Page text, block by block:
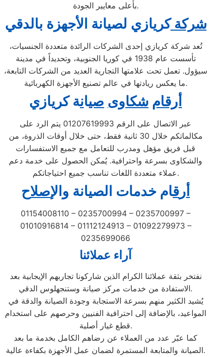
بأعلى معايير الجودة.
شركةكريازي لصيانة الجهزة بالدقي
تُعد شركة كريازي إحدى الشركات الرائدة متعددة الجنسيات،
تأسست عام 1938 في كوريا الجنوبية، وتحديداً في مدينة
سيؤول. تعمل تحت علامتها التجارية العديد من الشركات التابعة،
ما يعكس ريادتها في عالم تصنيع الأجهزة الكهربائية.
أرقام شكاوى صيانة كريازي
عبر الاتصال على الرقم 01207619993 يتم الرد على
مكالماتكم خلال 30 ثانية فقط، حتى خلال أوقات الذروة، من
قبل فريق مؤهل ومدرب للتعامل مع جميع الاستفسارات
والشكاوى بسرعة واحترافية. يُمكن الحصول على خدمة دعم
عملاء متعددة اللغات تناسب جميع احتياجاتكم.
أر قام خدمات الصيانة و الإصلاح
01154008110 – 0235700994 – 0235700997 –
01010916814 – 01112124913 – 01092279973 –
0235699066
آراء عملائنا
نفتخر بثقة عملائنا الكرام الذين شاركونا تجاربهم الإيجابية بعد
الاستفادة من خدمات مركز صيانة وستنجهلوس الدقي.
يُشيد الكثير منهم بسرعة الاستجابة وجودة الصيانة والدقة في
المواعيد، بالإضافة إلى احترافية الفنيين وحرصهم على استخدام
قطع غيار أصلية.
كما عبّر عدد من العملاء عن رضاهم الكامل بخدمة ما بعد
الصيانة والمتابعة المستمرة لضمان عمل الأجهزة بكفاءة عالية.